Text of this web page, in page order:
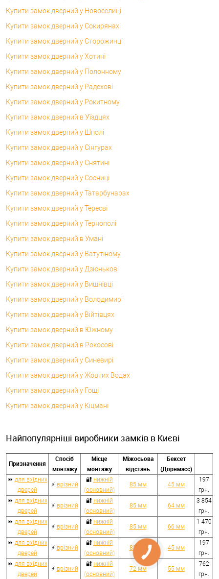
Купити замок дверний у Новоселиці
Купити замок дверний у Сокирянах
Купити замок дверний у Сторожинці
Купити замок дверний у Хотині
Купити замок дверний у Полонному
Купити замок дверний у Радехові
Купити замок дверний у Рокитному
Купити замок дверний в Уїздцях
Купити замок дверний у Шполі
Купити замок дверний у Сінгурах
Купити замок дверний у Снятині
Купити замок дверний у Сосниці
Купити замок дверний у Татарбунарах
Купити замок дверний у Тересві
Купити замок дверний у Тернополі
Купити замок дверний в Умані
Купити замок дверний у Ватутіному
Купити замок дверний у Дзюнькові
Купити замок дверний у Вишнівці
Купити замок дверний у Володимирі
Купити замок дверний у Війтівцях
Купити замок дверний в Южному
Купити замок дверний в Рокосові
Купити замок дверний у Синевирі
Купити замок дверний у Жовтих Водах
Купити замок дверний у Гощі
Купити замок дверний у Кіцмані
Найпопулярніші виробники замків в Києві
Призначення
Спосіб
монтажу
Місце
монтажу
Міжосьова
відстань
Бексет
(Дорнмасс)
⏩ для вхідних
дверей
⚡ врізний
🔐 нижній
(основний)
85 мм 45 мм
197
грн.
⏩ для вхідних
дверей
⚡ врізний
🔐 нижній
(основний)
85 мм 64 мм
3 854
грн.
⏩ для вхідних
дверей
⚡ врізний
🔐 нижній
(основний)
85 мм 66 мм
1 470
грн.
⏩ для вхідних
дверей
⚡ врізний
🔐 нижній
(основний)
85 мм 45 мм
197
грн.
⏩ для вхідних
дверей
⚡ врізний
🔐 нижній
(основний)
72 мм 55 мм
762
грн.